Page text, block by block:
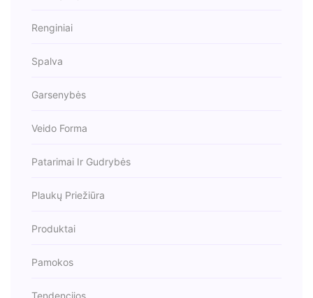
Renginiai
Spalva
Garsenybės
Veido Forma
Patarimai Ir Gudrybės
Plaukų Priežiūra
Produktai
Pamokos
Tendencijos